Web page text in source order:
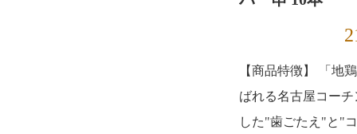
【商品特徴】 「地
ばれる名古屋コー
した"歯ごたえ"と"